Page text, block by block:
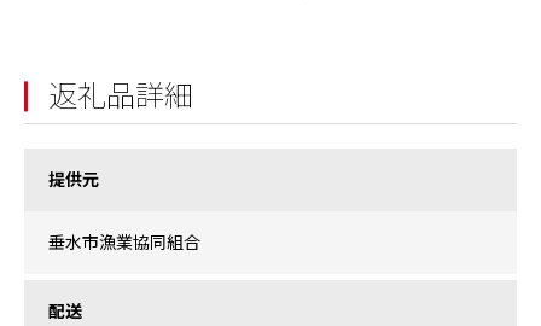
返礼品詳細
提供元
垂水市漁業協同組合
配送